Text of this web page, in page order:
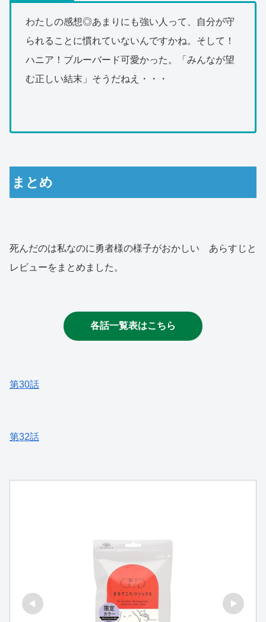
わたしの感想◎あまりにも強い人って、自分が守
られることに慣れていないんですかね。そして！
ハニア！ブルーバード可愛かった。「みんなが望
む正しい結末」そうだねえ・・・
まとめ
死んだのは私なのに勇者様の様子がおかしい あらすじと
レビューをまとめました。
各話一覧表はこちら
第30話
第32話